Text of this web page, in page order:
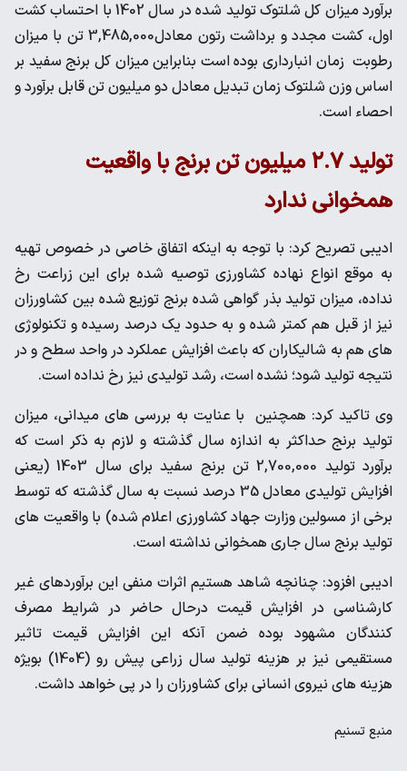
برآورد میزان کل شلتوک تولید شده در سال 1402 با احتساب کشت
اول، کشت مجدد و برداشت رتون معادل3,485,000 تن با میزان
رطوبت زمان انبارداری بوده است بنابراین میزان کل برنج سفید بر
اساس وزن شلتوک زمان تبدیل معادل دو میلیون تن قابل برآورد و
احصاء است.
تولید ۲.۷ میلیون تن برنج با واقعیت
همخوانی ندارد
ادیبی تصریح کرد: با توجه به اینکه اتفاق خاصی در خصوص تهیه
به موقع انواع نهاده کشاورزی توصیه شده برای این زراعت رخ
نداده، میزان تولید بذر گواهی شده برنج توزیع شده بین کشاورزان
نیز از قبل هم کمتر شده و به حدود یک درصد رسیده و تکنولوژی
های هم به شالیکاران که باعث افزایش عملکرد در واحد سطح و در
نتیجه تولید شود؛ نشده است، رشد تولیدی نیز رخ نداده است‌.
وی تاکید کرد: همچنین با عنایت به بررسی های میدانی، میزان
تولید برنج حداکثر به اندازه سال گذشته و لازم به ذکر است که
برآورد تولید 2,700,000 تن برنج سفید برای سال 1403 (یعنی
افزایش تولیدی معادل 35 درصد نسبت به سال گذشته که توسط
برخی از مسولین وزارت جهاد کشاورزی اعلام شده) با واقعیت های
تولید برنج سال جاری همخوانی نداشته است.
ادیبی افزود: چنانچه شاهد هستیم اثرات منفی این برآوردهای غیر
کارشناسی در افزایش قیمت درحال حاضر در شرایط مصرف
کنندگان مشهود بوده ضمن آنکه این افزایش قیمت تاثیر
مستقیمی نیز بر هزینه تولید سال زراعی پیش رو (1404) بویژه
هزینه های نیروی انسانی برای کشاورزان را در پی خواهد داشت.
منبعتسنیم